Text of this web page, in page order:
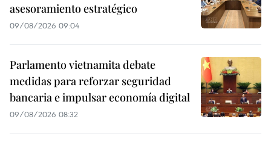
asesoramiento estratégico
09/08/2026 09:04
Parlamento vietnamita debate
medidas para reforzar seguridad
bancaria e impulsar economía digital
09/08/2026 08:32